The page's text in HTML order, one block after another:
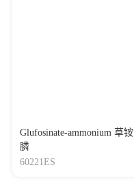
Glufosinate-ammonium 草铵
膦
60221ES